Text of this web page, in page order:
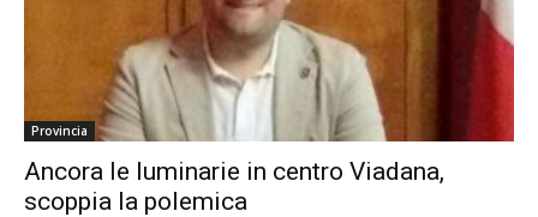
Provincia
Ancora le luminarie in centro Viadana,
scoppia la polemica